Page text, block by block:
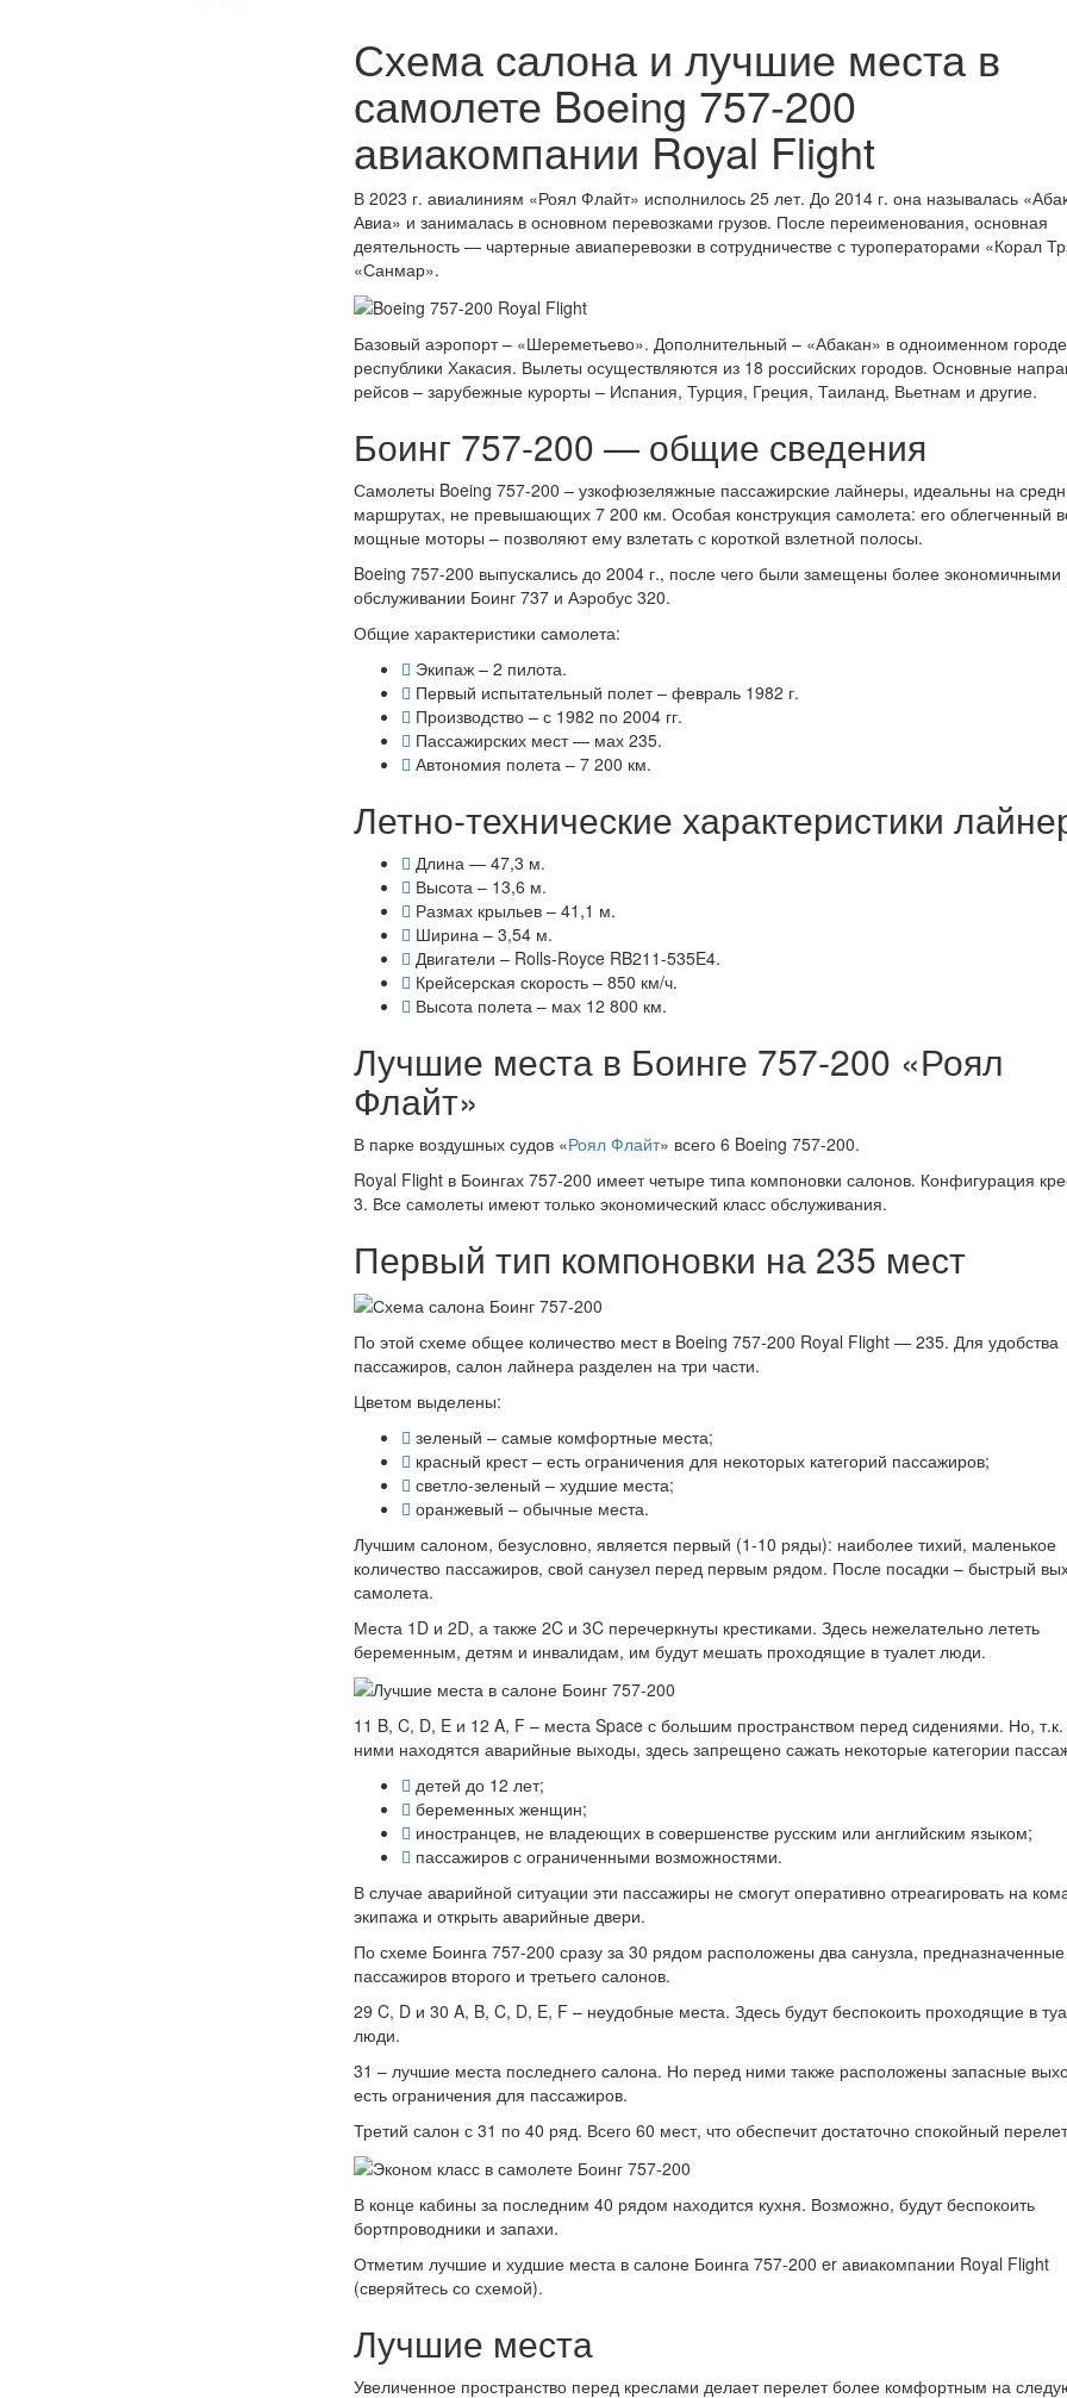
Схема салона и лучшие места в
самолете Boeing 757-200
авиакомпании Royal Flight
В 2023 г. авиалиниям «Роял Флайт» исполнилось 25 лет. До 2014 г. она называлась
Авиа» и занималась в основном перевозками грузов. После переименования, основная
деятельность — чартерные авиаперевозки в сотрудничестве с туроператорами «Корал
«Санмар».
Базовый аэропорт – «Шереметьево». Дополнительный – «Абакан» в одноименном городе
республики Хакасия. Вылеты осуществляются из 18 российских городов. Основные
рейсов – зарубежные курорты – Испания, Турция, Греция, Таиланд, Вьетнам и другие.
Боинг 757-200 — общие сведения
Самолеты Boeing 757-200 – узкофюзеляжные пассажирские лайнеры, идеальны на
маршрутах, не превышающих 7 200 км. Особая конструкция самолета: его облегченный
мощные моторы – позволяют ему взлетать с короткой взлетной полосы.
Boeing 757-200 выпускались до 2004 г., после чего были замещены более экономичными
обслуживании Боинг 737 и Аэробус 320.
Общие характеристики самолета:
Экипаж – 2 пилота.
Первый испытательный полет – февраль 1982 г.
Производство – с 1982 по 2004 гг.
Пассажирских мест — мах 235.
Автономия полета – 7 200 км.
Летно-технические характеристики
Длина — 47,3 м.
Высота – 13,6 м.
Размах крыльев – 41,1 м.
Ширина – 3,54 м.
Двигатели – Rolls-Royce RB211-535E4.
Крейсерская скорость – 850 км/ч.
Высота полета – мах 12 800 км.
Лучшие места в Боинге 757-200 «Роял
Флайт»
В парке воздушных судов «Роял Флайт» всего 6 Boeing 757-200.
Royal Flight в Боингах 757-200 имеет четыре типа компоновки салонов. Конфигурация
3. Все самолеты имеют только экономический класс обслуживания.
Первый тип компоновки на 235 мест
По этой схеме общее количество мест в Boeing 757-200 Royal Flight — 235. Для удобства
пассажиров, салон лайнера разделен на три части.
Цветом выделены:
зеленый – самые комфортные места;
красный крест – есть ограничения для некоторых категорий пассажиров;
светло-зеленый – худшие места;
оранжевый – обычные места.
Лучшим салоном, безусловно, является первый (1-10 ряды): наиболее тихий, маленькое
количество пассажиров, свой санузел перед первым рядом. После посадки – быстрый
самолета.
Места 1D и 2D, а также 2C и 3C перечеркнуты крестиками. Здесь нежелательно лететь
беременным, детям и инвалидам, им будут мешать проходящие в туалет люди.
11 B, C, D, E и 12 A, F – места Space с большим пространством перед сидениями. Но,
ними находятся аварийные выходы, здесь запрещено сажать некоторые категории
детей до 12 лет;
беременных женщин;
иностранцев, не владеющих в совершенстве русским или английским языком;
пассажиров с ограниченными возможностями.
В случае аварийной ситуации эти пассажиры не смогут оперативно отреагировать на
экипажа и открыть аварийные двери.
По схеме Боинга 757-200 сразу за 30 рядом расположены два санузла,
пассажиров второго и третьего салонов.
29 C, D и 30 A, B, C, D, E, F – неудобные места. Здесь будут беспокоить проходящие в
люди.
31 – лучшие места последнего салона. Но перед ними также расположены запасные
есть ограничения для пассажиров.
Третий салон с 31 по 40 ряд. Всего 60 мест, что обеспечит достаточно спокойный
В конце кабины за последним 40 рядом находится кухня. Возможно, будут беспокоить
бортпроводники и запахи.
Отметим лучшие и худшие места в салоне Боинга 757-200 er авиакомпании Royal Flight
(сверяйтесь со схемой).
Лучшие места
Увеличенное пространство перед креслами делает перелет более комфортным на